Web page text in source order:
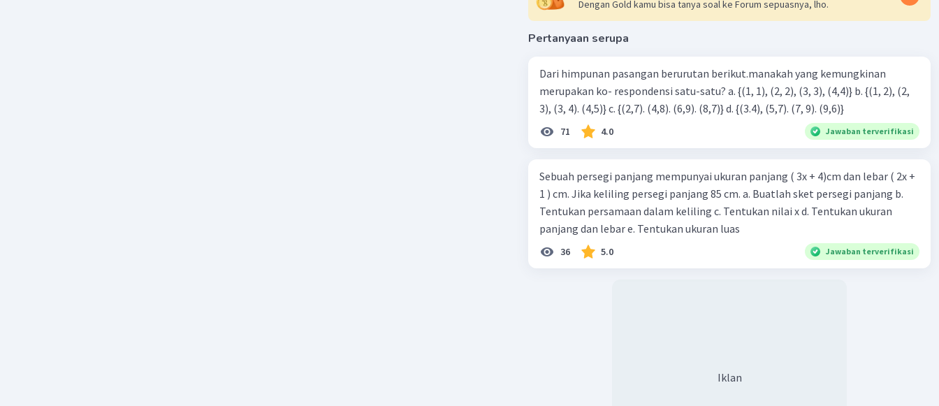
Iklan
Dengan Gold kamu bisa tanya soal ke Forum sepuasnya, lho.
Pertanyaan serupa
Dari himpunan pasangan berurutan berikut.manakah yang kemungkinan
merupakan ko- respondensi satu-satu? a. {(1, 1), (2, 2), (3, 3), (4,4)} b. {(1, 2), (2,
3), (3, 4). (4,5)} c. {(2,7). (4,8). (6,9). (8,7)} d. {(3.4), (5,7). (7, 9). (9,6)}
71 4.0 Jawaban terverifikasi
Sebuah persegi panjang mempunyai ukuran panjang ( 3x + 4)cm dan lebar ( 2x +
1 ) cm. Jika keliling persegi panjang 85 cm. a. Buatlah sket persegi panjang b.
Tentukan persamaan dalam keliling c. Tentukan nilai x d. Tentukan ukuran
panjang dan lebar e. Tentukan ukuran luas
36 5.0 Jawaban terverifikasi
Iklan